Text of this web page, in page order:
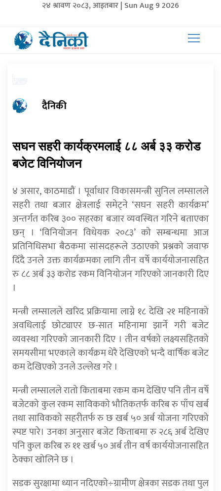
२४ श्रावण २०८३, आइतबार | Sun Aug 9 2026
दैनिकी
सघन सहरी कार्यक्रमलाई ८८ अर्ब ३३ करोड
बजेट विनियोजन
४ असार, काठमाडौं । पूर्वाधार विकासमन्त्री सुनिल लम्सालले
सहरी तथा बजार क्षेत्रलाई समेट्ने ‘सघन सहरी कार्यक्रम’
अन्तर्गत करिब ३०० सहरका बजार व्यवस्थित गरिने बताएका
छन् । ‘विनियोजन विधेयक २०८३’ को सम्बन्धमा आज
प्रतिनिधिसभा बैठकमा सांसदहरूले उठाएको प्रश्नको जवाफ
दिँदै उनले उक्त कार्यक्रमका लागि तीन वर्षे कार्ययोजनासहित
रु ८८ अर्ब ३३ करोड रकम विनियोजन गरिएको जानकारी दिए
।
मन्त्री लम्सालले खरिद प्रक्रियामा लाग्ने १८ देखि २१ महिनाको
अवधिलाई छोट्याएर छ-सात महिनामा झार्ने गरी बजेट
व्यवस्था गरिएको जानकारी दिए । तीन वर्षको लक्ष्यसहितको
समयसीमा भएकाले कार्यक्रम धेरै देखिएको भन्दै वार्षिक बजेट
कम देखिएको उनले उल्लेख गरे ।
मन्त्री लम्सालले रातो किताबमा रकम कम देखिए पनि तीन वर्षे
बजेटको कुल रकम साविकको भौतिकतर्फ करिब रु पाँच खर्ब
तथा साविकको सहरीतर्फ रु छ खर्ब ५० अर्ब योजना गरिएको
स्पष्ट पारे। उनका अनुसार बजेट किताबमा रु २८६ अर्ब देखिए
पनि कुल करिब रु ११ खर्ब ५० अर्ब तीन वर्ष कार्ययोजनासहित
ठेक्का खोलिने छ ।
सडक सुरक्षामा ध्यान नदिएको÷ग्रामीण क्षेत्रका सडक तथा पुल